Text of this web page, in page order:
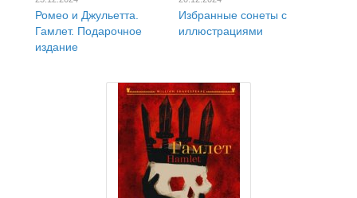
Ромео и Джульетта.
Гамлет. Подарочное
издание
Избранные сонеты с
иллюстрациями